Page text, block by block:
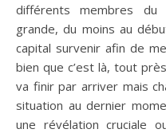
différents membres
grande, du moins au
capital survenir afin de
bien que c’est là, tout
va finir par arriver mais
situation au dernier
une révélation cruciale